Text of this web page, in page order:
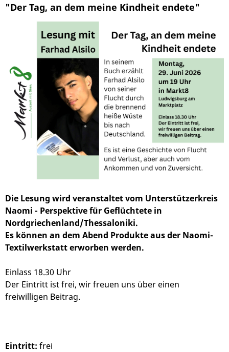
"Der Tag, an dem meine Kindheit endete"
Die Lesung wird veranstaltet vom Unterstützerkreis
Naomi - Perspektive für Geflüchtete in
Nordgriechenland/Thessaloniki.
Es können an dem Abend Produkte aus der Naomi-
Textilwerkstatt erworben werden.
Einlass 18.30 Uhr
Der Eintritt ist frei, wir freuen uns über einen
freiwilligen Beitrag.
Eintritt: frei